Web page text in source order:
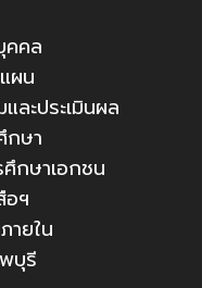
คคล
ผน
ละประเมินผล
ษา
กษาเอกชน
อฯ
ายใน
บุรี